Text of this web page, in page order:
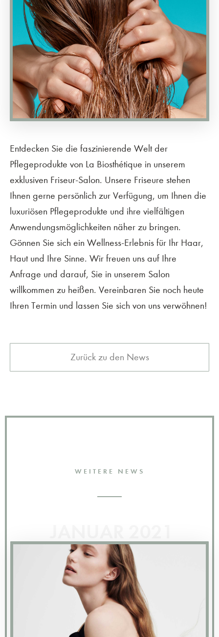
Entdecken Sie die faszinierende Welt der
Pflegeprodukte von La Biosthétique in unserem
exklusiven Friseur-Salon. Unsere Friseure stehen
Ihnen gerne persönlich zur Verfügung, um Ihnen die
luxuriösen Pflegeprodukte und ihre vielfältigen
Anwendungsmöglichkeiten näher zu bringen.
Gönnen Sie sich ein Wellness-Erlebnis für Ihr Haar,
Haut und Ihre Sinne. Wir freuen uns auf Ihre
Anfrage und darauf, Sie in unserem Salon
willkommen zu heißen. Vereinbaren Sie noch heute
Ihren Termin und lassen Sie sich von uns verwöhnen!
Zurück zu den News
WEITERE NEWS